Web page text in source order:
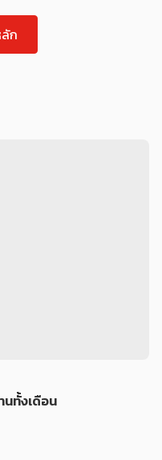
ก
นทั้งเดือน